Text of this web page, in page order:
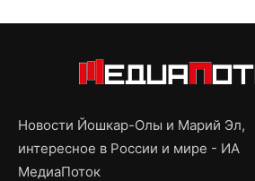
Новости Йошкар-Олы и Марий Эл,
интересное в России и мире - ИА
МедиаПоток